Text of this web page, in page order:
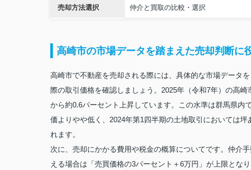
売却方法選択 仲介と買取の比較・選択
高崎市の市場データを踏まえた売却判断に
高崎市で不動産を売却される際には、具体的な市場データ
際の取引価格を確認しましょう。2025年（令和7年）の高
から約0.6パーセント上昇しています。この水準は群馬県
価よりやや低く、2024年第1四半期の土地取引においては
れます。
次に、売却にかかる費用や税金の概算についてです。仲介
える場合は「売買価格の3パーセント＋6万円」が上限とな